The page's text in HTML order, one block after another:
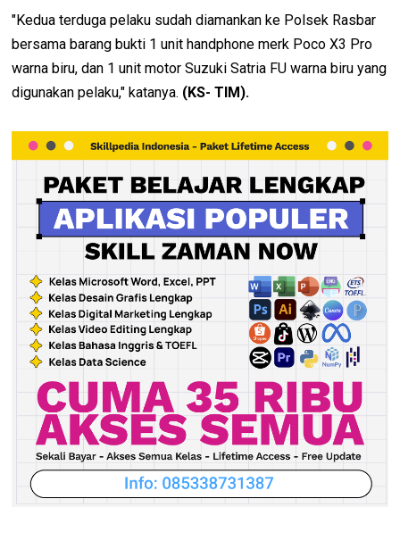
"Kedua terduga pelaku sudah diamankan ke Polsek Rasbar
bersama barang bukti 1 unit handphone merk Poco X3 Pro
warna biru, dan 1 unit motor Suzuki Satria FU warna biru yang
digunakan pelaku," katanya. (KS- TIM).